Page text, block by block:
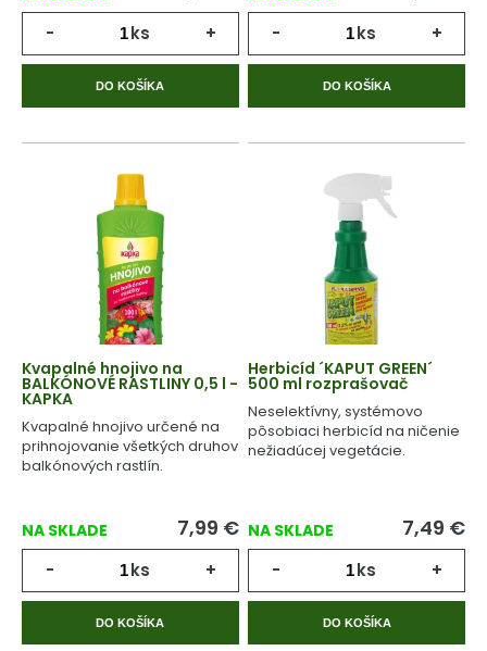
- ks +
DO KOŠÍKA
- ks +
DO KOŠÍKA
Kvapalné hnojivo na
BALKÓNOVÉ RASTLINY 0,5 l -
KAPKA
Kvapalné hnojivo určené na
prihnojovanie všetkých druhov
balkónových rastlín.
NA SKLADE 7,99 €
- ks +
DO KOŠÍKA
Herbicíd ´KAPUT GREEN´
500 ml rozprašovač
Neselektívny, systémovo
pôsobiaci herbicíd na ničenie
nežiadúcej vegetácie.
NA SKLADE 7,49 €
- ks +
DO KOŠÍKA